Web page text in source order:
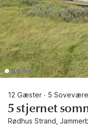
12 Gæster · 5
5 stjernet
Rødhus Strand,